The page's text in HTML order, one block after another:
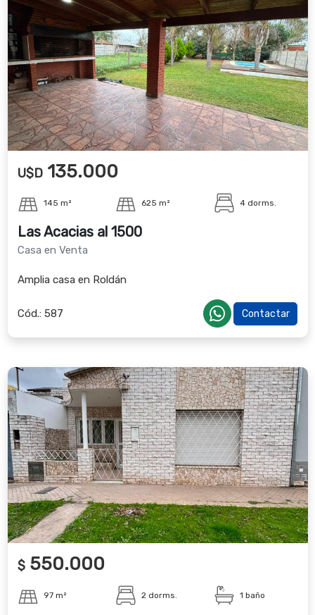
U$D 135.000
145 m² 625 m² 4 dorms.
Las Acacias al 1500
Casa en Venta
Amplia casa en Roldán
Cód.: 587 Contactar
$ 550.000
97 m² 2 dorms. 1 baño